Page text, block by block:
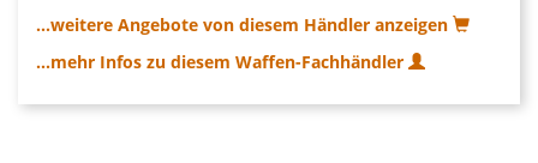
...weitere Angebote von diesem Händler anzeigen
...mehr Infos zu diesem Waffen-Fachhändler